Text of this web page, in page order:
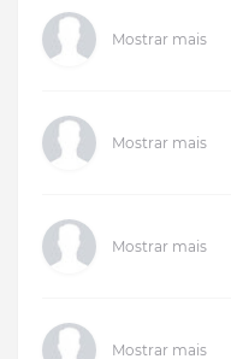
Mostrar mais
Mostrar mais
Mostrar mais
Mostrar mais